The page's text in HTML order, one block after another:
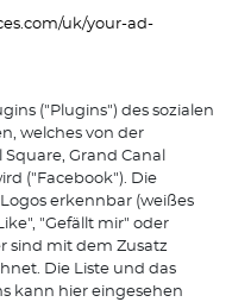
uk/your-ad-
("Plugins") des sozialen
welches von der
Grand Canal
("Facebook"). Die
erkennbar (weißes
"Gefällt mir" oder
sind mit dem Zusatz
Die Liste und das
kann hier eingesehen